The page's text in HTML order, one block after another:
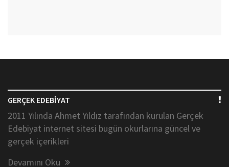
GERÇEK EDEBİYAT
2011 Yılında Ahmet Yıldız tarafından kurulan Gerçek
Edebiyat internet sitesi bugün okurlarına güncel ve
gerçek içerikleri
Devamını Oku